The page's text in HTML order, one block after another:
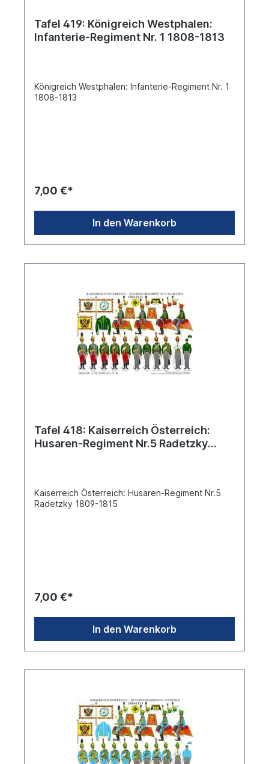
Tafel 419: Königreich Westphalen:
Infanterie-Regiment Nr. 1 1808-1813
Königreich Westphalen: Infanterie-Regiment Nr. 1
1808-1813
7,00 €*
In den Warenkorb
Tafel 418: Kaiserreich Österreich:
Husaren-Regiment Nr.5 Radetzky
Kaiserreich Österreich: Husaren-Regiment Nr.5
Radetzky 1809-1815
7,00 €*
In den Warenkorb